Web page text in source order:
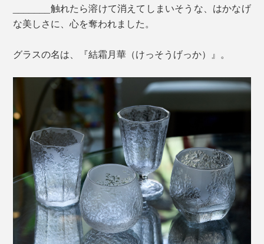
_______触れたら溶けて消えてしまいそうな、はかなげ
な美しさに、心を奪われました。
グラスの名は、『結霜月華（けっそうげっか）』。